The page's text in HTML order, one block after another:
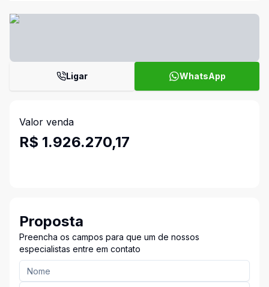
Ligar WhatsApp
Valor venda
R$ 1.926.270,17
Proposta
Preencha os campos para que um de nossos
especialistas entre em contato